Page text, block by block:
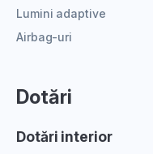
Lumini adaptive
Airbag-uri
Dotări
Dotări interior